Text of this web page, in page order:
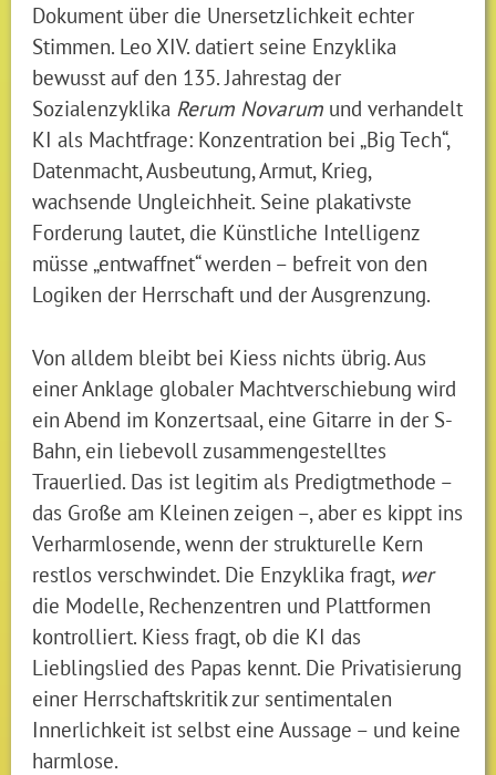
Dokument über die Unersetzlichkeit echter
Stimmen. Leo XIV. datiert seine Enzyklika
bewusst auf den 135. Jahrestag der
Sozialenzyklika Rerum Novarum und verhandelt
KI als Machtfrage: Konzentration bei „Big Tech“,
Datenmacht, Ausbeutung, Armut, Krieg,
wachsende Ungleichheit. Seine plakativste
Forderung lautet, die Künstliche Intelligenz
müsse „entwaffnet“ werden – befreit von den
Logiken der Herrschaft und der Ausgrenzung.
Von alldem bleibt bei Kiess nichts übrig. Aus
einer Anklage globaler Machtverschiebung wird
ein Abend im Konzertsaal, eine Gitarre in der S-
Bahn, ein liebevoll zusammengestelltes
Trauerlied. Das ist legitim als Predigtmethode –
das Große am Kleinen zeigen –, aber es kippt ins
Verharmlosende, wenn der strukturelle Kern
restlos verschwindet. Die Enzyklika fragt, wer
die Modelle, Rechenzentren und Plattformen
kontrolliert. Kiess fragt, ob die KI das
Lieblingslied des Papas kennt. Die Privatisierung
einer Herrschaftskritik zur sentimentalen
Innerlichkeit ist selbst eine Aussage – und keine
harmlose.